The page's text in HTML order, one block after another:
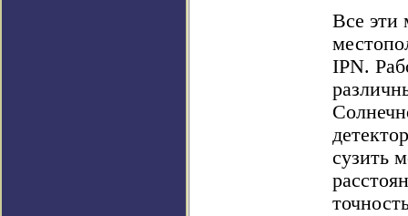
Все эти
IPN.
сузить